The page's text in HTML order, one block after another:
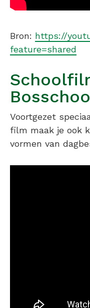
Bron: https://
feature=shared
Voortgezet
film maak je ook
vormen van